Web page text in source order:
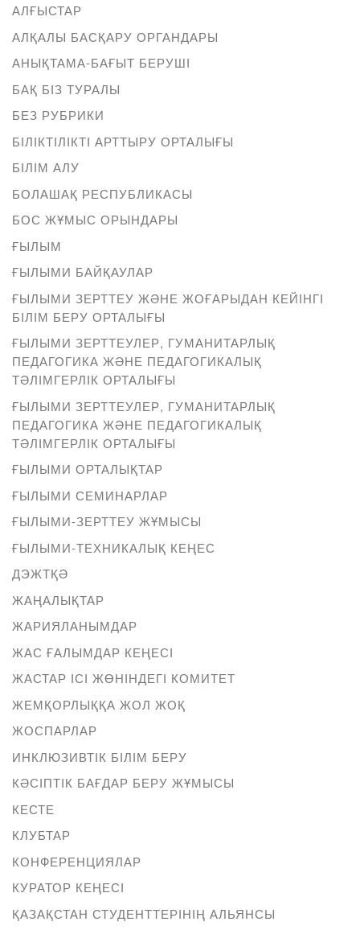
АЛҒЫСТАР
АЛҚАЛЫ БАСҚАРУ ОРГАНДАРЫ
АНЫҚТАМА-БАҒЫТ БЕРУШІ
БАҚ БІЗ ТУРАЛЫ
БЕЗ РУБРИКИ
БІЛІКТІЛІКТІ АРТТЫРУ ОРТАЛЫҒЫ
БІЛІМ АЛУ
БОЛАШАҚ РЕСПУБЛИКАСЫ
БОС ЖҰМЫС ОРЫНДАРЫ
ҒЫЛЫМ
ҒЫЛЫМИ БАЙҚАУЛАР
ҒЫЛЫМИ ЗЕРТТЕУ ЖӘНЕ ЖОҒАРЫДАН КЕЙІНГІ
БІЛІМ БЕРУ ОРТАЛЫҒЫ
ҒЫЛЫМИ ЗЕРТТЕУЛЕР, ГУМАНИТАРЛЫҚ
ПЕДАГОГИКА ЖӘНЕ ПЕДАГОГИКАЛЫҚ
ТӘЛІМГЕРЛІК ОРТАЛЫҒЫ
ҒЫЛЫМИ ЗЕРТТЕУЛЕР, ГУМАНИТАРЛЫҚ
ПЕДАГОГИКА ЖӘНЕ ПЕДАГОГИКАЛЫҚ
ТӘЛІМГЕРЛІК ОРТАЛЫҒЫ
ҒЫЛЫМИ ОРТАЛЫҚТАР
ҒЫЛЫМИ СЕМИНАРЛАР
ҒЫЛЫМИ-ЗЕРТТЕУ ЖҰМЫСЫ
ҒЫЛЫМИ-ТЕХНИКАЛЫҚ КЕҢЕС
ДЭЖТҚӘ
ЖАҢАЛЫҚТАР
ЖАРИЯЛАНЫМДАР
ЖАС ҒАЛЫМДАР КЕҢЕСІ
ЖАСТАР ІСІ ЖӨНІНДЕГІ КОМИТЕТ
ЖЕМҚОРЛЫҚҚА ЖОЛ ЖОҚ
ЖОСПАРЛАР
ИНКЛЮЗИВТІК БІЛІМ БЕРУ
КӘСІПТІК БАҒДАР БЕРУ ЖҰМЫСЫ
КЕСТЕ
КЛУБТАР
КОНФЕРЕНЦИЯЛАР
КУРАТОР КЕҢЕСІ
ҚАЗАҚСТАН СТУДЕНТТЕРІНІҢ АЛЬЯНСЫ